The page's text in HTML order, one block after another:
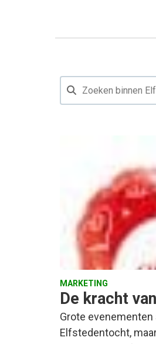
MARKETING
De kracht
Grote evenementen
Elfstedentocht,